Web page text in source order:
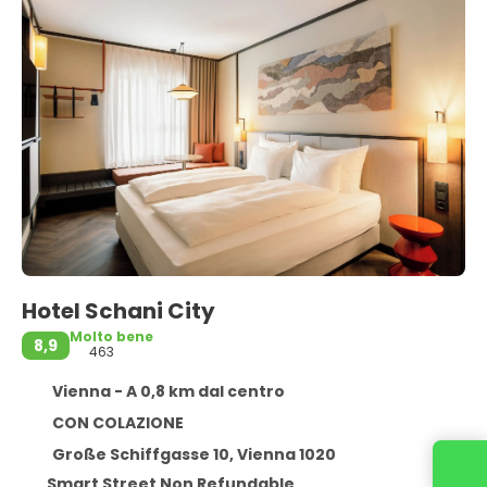
Hotel Schani City
8,9
Molto bene
463
Vienna - A 0,8 km dal centro
CON COLAZIONE
Große Schiffgasse 10, Vienna 1020